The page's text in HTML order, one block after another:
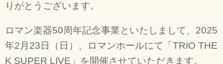
りがとうございます。
ロマン楽器50周年記念事業といたしまして、2025
年2月23日（日）、ロマンホールにて「TRIO THE
K SUPER LIVE」を開催させていただきます。